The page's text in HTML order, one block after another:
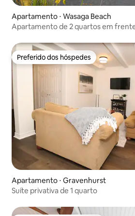
Apartamento ⋅ Wasaga Beach
Apartamento de 2 quartos em
Preferido dos hóspedes
Preferido dos hóspedes
Apartamento ⋅ Gravenhurst
Suíte privativa de 1 quarto